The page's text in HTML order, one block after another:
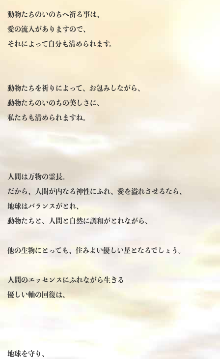
動物たちのいのちへ祈る事は、
愛の流入がありますので、
それによって自分も清められます。
動物たちを祈りによって、お包みしながら、
動物たちのいのちの美しさに、
私たちも清められますね。
人間は万物の霊長。
だから、人間が内なる神性にふれ、愛を溢れさせるなら、
地球はバランスがとれ、
動物たちと、人間と自然に調和がとれながら、
他の生物にとっても、住みよい優しい星となるでしょう。
人間のエッセンスにふれながら生きる
優しい軸の回復は、
地球を守り、